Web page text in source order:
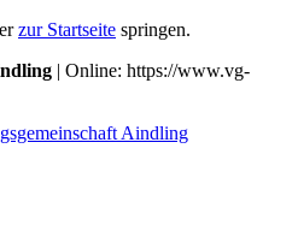
zur Startseite springen.
| Online: https://www.vg-